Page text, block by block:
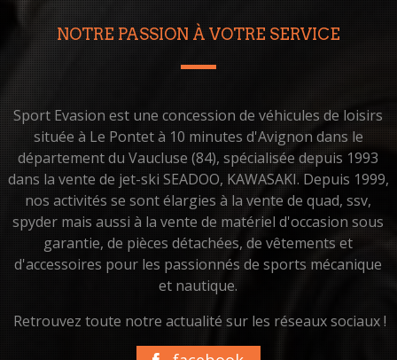
NOTRE PASSION À VOTRE SERVICE
Sport Evasion est une concession de véhicules de loisirs
située à Le Pontet à 10 minutes d'Avignon dans le
département du Vaucluse (84), spécialisée depuis 1993
dans la vente de jet-ski SEADOO, KAWASAKI. Depuis 1999,
nos activités se sont élargies à la vente de quad, ssv,
spyder mais aussi à la vente de matériel d'occasion sous
garantie, de pièces détachées, de vêtements et
d'accessoires pour les passionnés de sports mécanique
et nautique.
Retrouvez toute notre actualité sur les réseaux sociaux !